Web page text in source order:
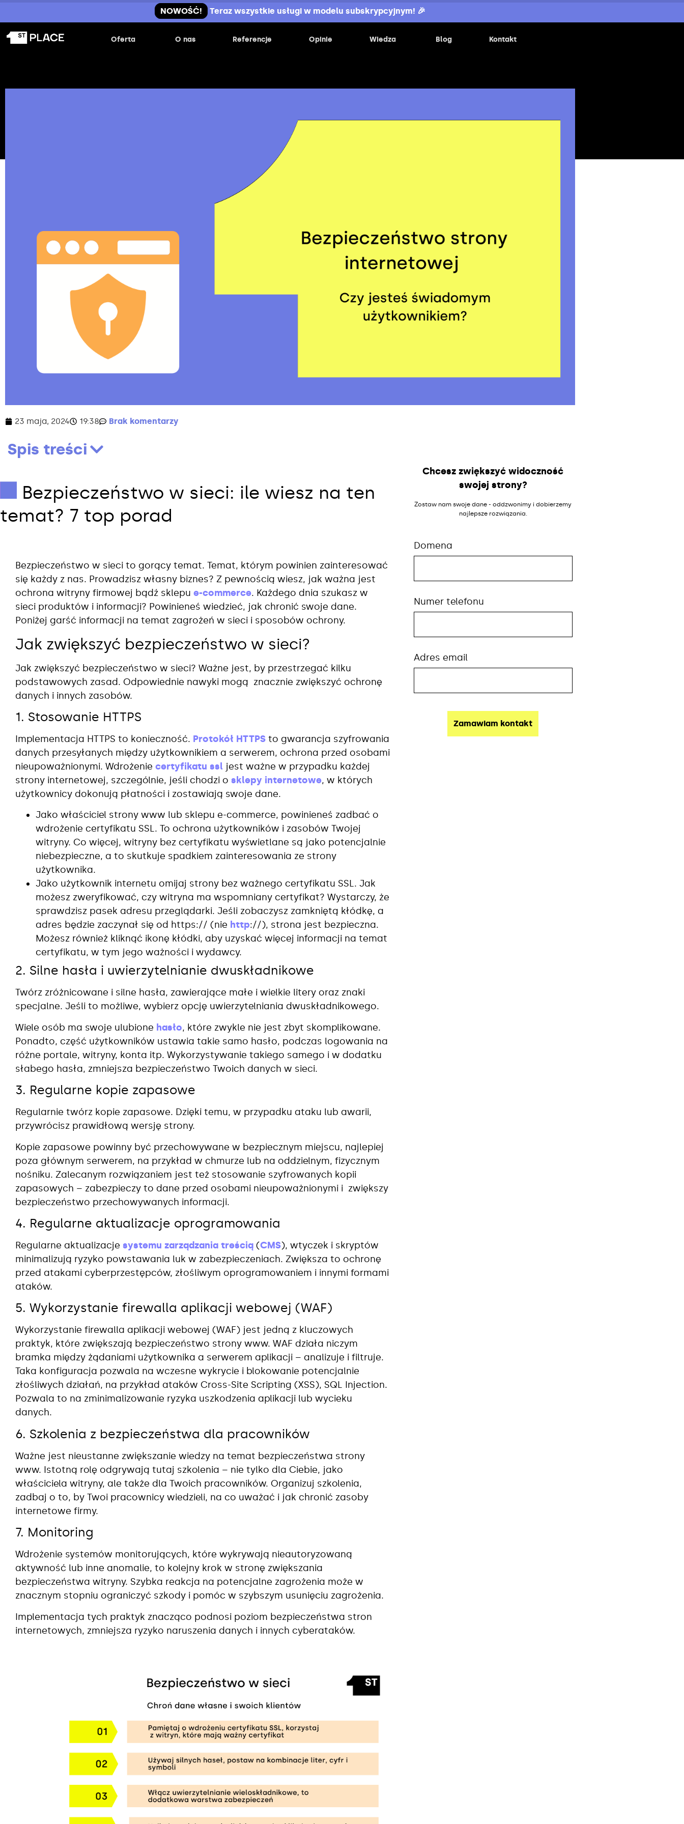
NOWOŚĆ! Teraz wszystkie usługi w modelu subskrypcyjnym! 🎉
Oferta O nas Referencje Opinie Wiedza Blog Kontakt
23 maja, 2024 19:38 Brak komentarzy
Spis treści
Bezpieczeństwo w sieci: ile wiesz na ten
temat? 7 top porad
Bezpieczeństwo w sieci to gorący temat. Temat, którym powinien zainteresować
się każdy z nas. Prowadzisz własny biznes? Z pewnością wiesz, jak ważna jest
ochrona witryny firmowej bądź sklepu e-commerce. Każdego dnia szukasz w
sieci produktów i informacji? Powinieneś wiedzieć, jak chronić swoje dane.
Poniżej garść informacji na temat zagrożeń w sieci i sposobów ochrony.
Jak zwiększyć bezpieczeństwo w sieci?
Jak zwiększyć bezpieczeństwo w sieci? Ważne jest, by przestrzegać kilku
podstawowych zasad. Odpowiednie nawyki mogą znacznie zwiększyć ochronę
danych i innych zasobów.
1. Stosowanie HTTPS
Implementacja HTTPS to konieczność. Protokół HTTPS to gwarancja szyfrowania
danych przesyłanych między użytkownikiem a serwerem, ochrona przed osobami
nieupoważnionymi. Wdrożenie certyfikatu ssl jest ważne w przypadku każdej
strony internetowej, szczególnie, jeśli chodzi o sklepy internetowe, w których
użytkownicy dokonują płatności i zostawiają swoje dane.
Jako właściciel strony www lub sklepu e-commerce, powinieneś zadbać o
wdrożenie certyfikatu SSL. To ochrona użytkowników i zasobów Twojej
witryny. Co więcej, witryny bez certyfikatu wyświetlane są jako potencjalnie
niebezpieczne, a to skutkuje spadkiem zainteresowania ze strony
użytkownika.
Jako użytkownik internetu omijaj strony bez ważnego certyfikatu SSL. Jak
możesz zweryfikować, czy witryna ma wspomniany certyfikat? Wystarczy, że
sprawdzisz pasek adresu przeglądarki. Jeśli zobaczysz zamkniętą kłódkę, a
adres będzie zaczynał się od https:// (nie http://), strona jest bezpieczna.
Możesz również kliknąć ikonę kłódki, aby uzyskać więcej informacji na temat
certyfikatu, w tym jego ważności i wydawcy.
2. Silne hasła i uwierzytelnianie dwuskładnikowe
Twórz zróżnicowane i silne hasła, zawierające małe i wielkie litery oraz znaki
specjalne. Jeśli to możliwe, wybierz opcję uwierzytelniania dwuskładnikowego.
Wiele osób ma swoje ulubione hasło, które zwykle nie jest zbyt skomplikowane.
Ponadto, część użytkowników ustawia takie samo hasło, podczas logowania na
różne portale, witryny, konta itp. Wykorzystywanie takiego samego i w dodatku
słabego hasła, zmniejsza bezpieczeństwo Twoich danych w sieci.
3. Regularne kopie zapasowe
Regularnie twórz kopie zapasowe. Dzięki temu, w przypadku ataku lub awarii,
przywrócisz prawidłową wersję strony.
Kopie zapasowe powinny być przechowywane w bezpiecznym miejscu, najlepiej
poza głównym serwerem, na przykład w chmurze lub na oddzielnym, fizycznym
nośniku. Zalecanym rozwiązaniem jest też stosowanie szyfrowanych kopii
zapasowych – zabezpieczy to dane przed osobami nieupoważnionymi i zwiększy
bezpieczeństwo przechowywanych informacji.
4. Regularne aktualizacje oprogramowania
Regularne aktualizacje systemu zarządzania treścią (CMS), wtyczek i skryptów
minimalizują ryzyko powstawania luk w zabezpieczeniach. Zwiększa to ochronę
przed atakami cyberprzestępców, złośliwym oprogramowaniem i innymi formami
ataków.
5. Wykorzystanie firewalla aplikacji webowej (WAF)
Wykorzystanie firewalla aplikacji webowej (WAF) jest jedną z kluczowych
praktyk, które zwiększają bezpieczeństwo strony www. WAF działa niczym
bramka między żądaniami użytkownika a serwerem aplikacji – analizuje i filtruje.
Taka konfiguracja pozwala na wczesne wykrycie i blokowanie potencjalnie
złośliwych działań, na przykład ataków Cross-Site Scripting (XSS), SQL Injection.
Pozwala to na zminimalizowanie ryzyka uszkodzenia aplikacji lub wycieku
danych.
6. Szkolenia z bezpieczeństwa dla pracowników
Ważne jest nieustanne zwiększanie wiedzy na temat bezpieczeństwa strony
www. Istotną rolę odgrywają tutaj szkolenia – nie tylko dla Ciebie, jako
właściciela witryny, ale także dla Twoich pracowników. Organizuj szkolenia,
zadbaj o to, by Twoi pracownicy wiedzieli, na co uważać i jak chronić zasoby
internetowe firmy.
7. Monitoring
Wdrożenie systemów monitorujących, które wykrywają nieautoryzowaną
aktywność lub inne anomalie, to kolejny krok w stronę zwiększania
bezpieczeństwa witryny. Szybka reakcja na potencjalne zagrożenia może w
znacznym stopniu ograniczyć szkody i pomóc w szybszym usunięciu zagrożenia.
Implementacja tych praktyk znacząco podnosi poziom bezpieczeństwa stron
internetowych, zmniejsza ryzyko naruszenia danych i innych cyberataków.
Chcesz zwiększyć widoczność
swojej strony?
Zostaw nam swoje dane - oddzwonimy i dobierzemy
najlepsze rozwiązania.
Domena
Numer telefonu
Adres email